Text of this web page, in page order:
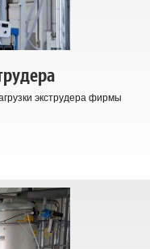
экструдера фирмы